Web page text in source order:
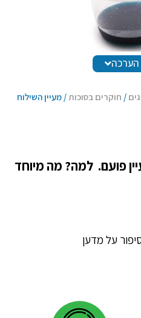
הערכה
/ חוקרים בסוכות/ מעיין השילוח
פועם. למה? מה מיוחד
על מדען